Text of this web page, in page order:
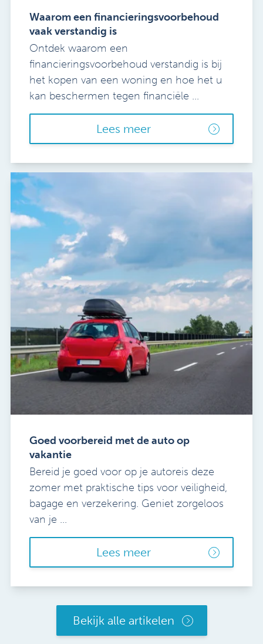
Waarom een financieringsvoorbehoud
vaak verstandig is
Ontdek waarom een
financieringsvoorbehoud verstandig is bij
het kopen van een woning en hoe het u
kan beschermen tegen financiële ...
Lees meer
Goed voorbereid met de auto op
vakantie
Bereid je goed voor op je autoreis deze
zomer met praktische tips voor veiligheid,
bagage en verzekering. Geniet zorgeloos
van je ...
Lees meer
Bekijk alle artikelen